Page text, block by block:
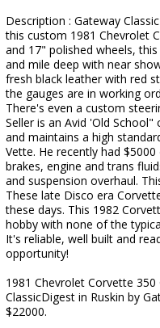
Description : Gateway
this custom 1981 Chevrolet
and 17" polished wheels,
and mile deep with near
fresh black leather with red
the gauges are in working
There's even a custom
Seller is an Avid 'Old
and maintains a high
Vette. He recently had
brakes, engine and trans
and suspension overhaul.
These late Disco era
these days. This 1982
hobby with none of the
It's reliable, well built and
opportunity!
1981 Chevrolet Corvette
ClassicDigest in Ruskin by
$22000.